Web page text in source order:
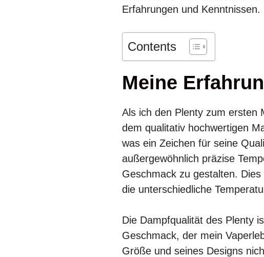
Erfahrungen und Kenntnissen.
Contents
Meine
Als ich den Plenty zum ersten
dem qualitativ hochwertigen
was ein Zeichen für seine
außergewöhnlich präzise
Geschmack zu gestalten.
die unterschiedliche
Die Dampfqualität des Plenty
Geschmack, der mein
Größe und seines Designs